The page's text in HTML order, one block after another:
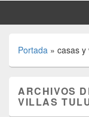
Portada » casas y
ARCHIVOS
VILLAS